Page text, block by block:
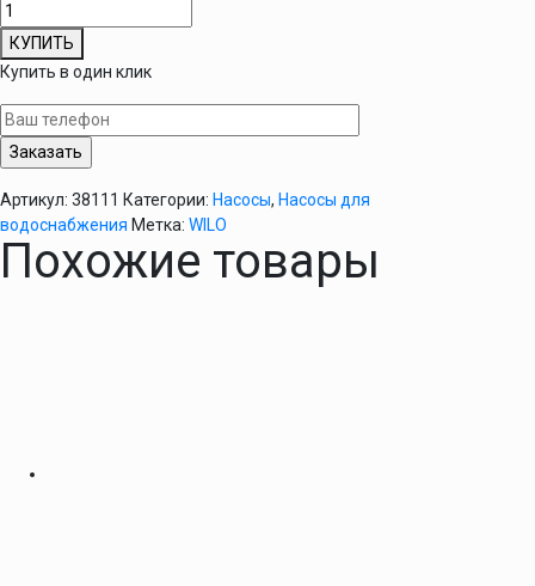
Количество
товара
Поверхностный
насос
Wilo
Initial-
Jet
4
КУПИТЬ
Купить в один клик
Артикул: 38111 Категории: Насосы, Насосы для
водоснабжения Метка: WILO
Похожие товары